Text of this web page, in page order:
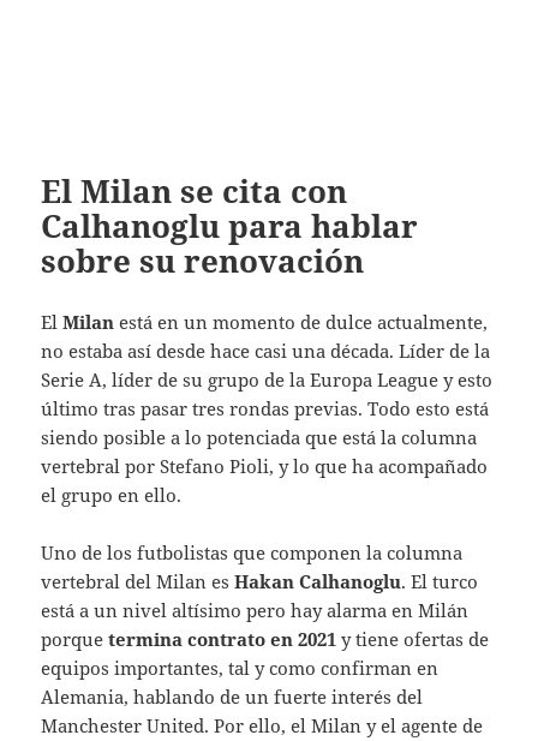
El Milan se cita con
Calhanoglu para hablar
sobre su renovación
ElMilan está en un momento de dulce actualmente,
no estaba así desde hace casi una década. Líder de la
Serie A, líder de su grupo de la Europa League y esto
último tras pasar tres rondas previas. Todo esto está
siendo posible a lo potenciada que está la columna
vertebral por Stefano Pioli, y lo que ha acompañado
el grupo en ello.
Uno de los futbolistas que componen la columna
vertebral del Milan esHakan Calhanoglu. El turco
está a un nivel altísimo pero hay alarma en Milán
porquetermina contrato en 2021 y tiene ofertas de
equipos importantes, tal y como confirman en
Alemania, hablando de un fuerte interés del
Manchester United. Por ello, el Milan y el agente de